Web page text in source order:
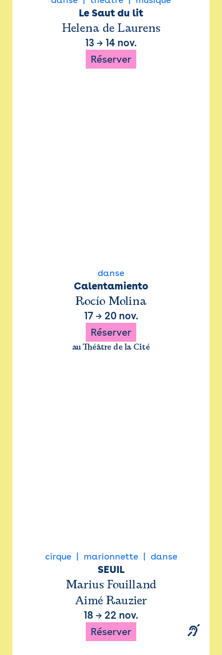
Le Saut du lit
Helena de Laurens
13 → 14 nov.
Réserver
danse
Calentamiento
Rocío Molina
17→ 20 nov.
Réserver
au Théâtre de la Cité
cirque marionnette danse
SEUIL
Marius Fouilland
Aimé Rauzier
18 → 22 nov.
Réserver